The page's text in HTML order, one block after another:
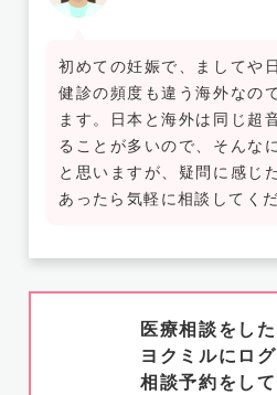
初めての妊娠で、ましてや
健診の頻度も違う海外なの
ます。日本と海外は同じ超
ることが多いので、そんな
と思いますが、疑問に感じ
あったら気軽に相談してくだ
医療相談をした
ヨクミルにロ
相談予約をし